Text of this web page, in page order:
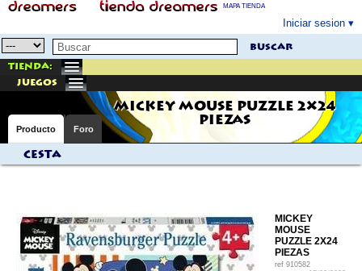
MAPA TIENDA
Iniciar sesion
buscar
Tienda:
juegos
MICKEY MOUSE PUZZLE 2X24
PIEZAS
Producto Foro
Cesta
MICKEY
MOUSE
PUZZLE 2X24
PIEZAS
ref 910582